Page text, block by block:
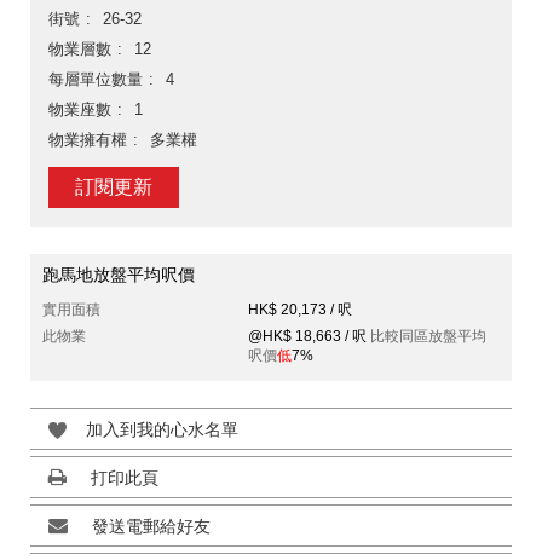
街號
26-32
物業層數
12
每層單位數量
4
物業座數
1
物業擁有權
多業權
訂閱更新
跑馬地放盤平均呎價
實用面積
HK$ 20,173 / 呎
此物業
@HK$ 18,663 / 呎 比較同區放盤平均
呎價低7%
加入到我的心水名單
打印此頁
發送電郵給好友